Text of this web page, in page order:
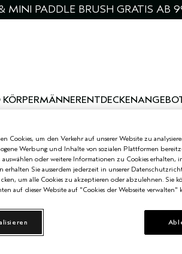
PADDLE BRUSH GRATIS AB
MÄNNERENTDECKEN
Cookies, um den Verkehr auf unserer Website zu
Werbung und Inhalte von sozialen Plattformen
auswählen oder weitere Informationen zu Cookies erhalten,
erhalten Sie ausserdem jederzeit in unserer
um alle Cookies zu akzeptieren oder abzulehnen. Sie
auf dieser Website auf "Cookies der Webseite verwalten"